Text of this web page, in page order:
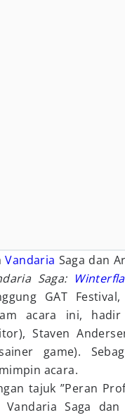
Vandaria Saga dan
Saga:
GAT
acara ini, hadir
Staven
game).
acara.
tajuk ”Peran
Saga dan